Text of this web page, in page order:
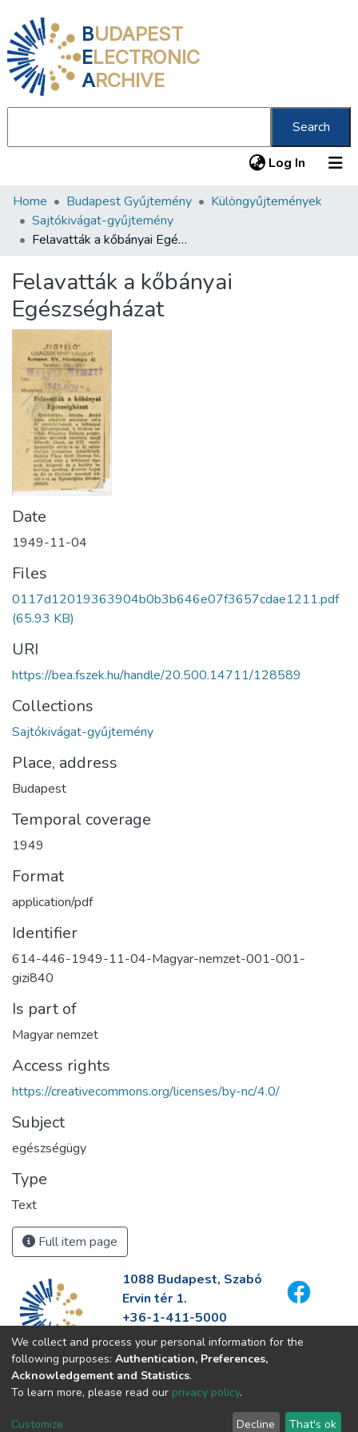
BUDAPEST
ELECTRONIC
ARCHIVE
Search
Log In (current)
Communities & Collections
All of DSpace
About us
Home Budapest Gyűjtemény
Különgyűjtemények
Sajtókivágat-gyűjtemény
Felavatták a kőbányai Egészségházat
Felavatták a kőbányai
Egészségházat
Date
1949-11-04
Files
0117d12019363904b0b3b646e07f3657cdae1211.pdf
(65.93 KB)
URI
https://bea.fszek.hu/handle/20.500.14711/128589
Collections
Sajtókivágat-gyűjtemény
Place, address
Budapest
Temporal coverage
1949
Format
application/pdf
Identifier
614-446-1949-11-04-Magyar-nemzet-001-001-
gizi840
Is part of
Magyar nemzet
Access rights
https://creativecommons.org/licenses/by-nc/4.0/
Subject
egészségügy
Type
Text
Full item page
1088 Budapest, Szabó
Ervin tér 1.
+36-1-411-5000
info@fszek.hu
https://fszek.hu
We collect and process your personal information for the
following purposes: Authentication, Preferences,
Acknowledgement and Statistics.
To learn more, please read our privacy policy.
Customize Decline That's ok